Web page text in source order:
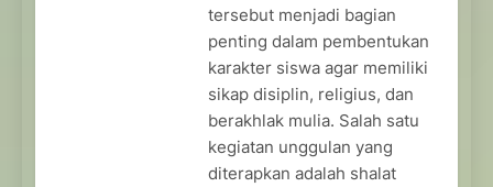
tersebut menjadi bagian
penting dalam pembentukan
karakter siswa agar memiliki
sikap disiplin, religius, dan
berakhlak mulia. Salah satu
kegiatan unggulan yang
diterapkan adalah shalat